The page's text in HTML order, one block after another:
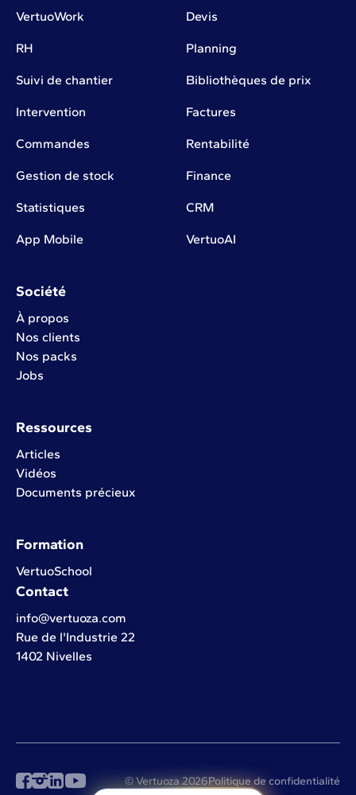
VertuoWork Devis
RH Planning
Suivi de chantier Bibliothèques de prix
Intervention Factures
Commandes Rentabilité
Gestion de stock Finance
Statistiques CRM
App Mobile VertuoAI
Société
À propos
Nos clients
Nos packs
Jobs
Ressources
Articles
Vidéos
Documents précieux
Formation
VertuoSchool
Contact
info@vertuoza.com
Rue de l'Industrie 22
1402 Nivelles
© Vertuoza 2026Politique de confidentialité